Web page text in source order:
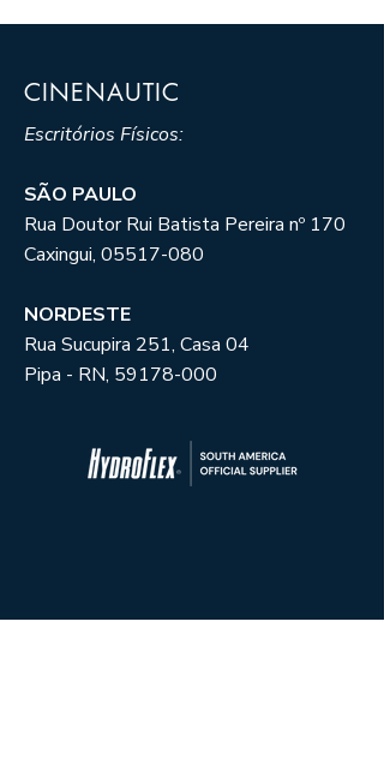
CINENAUTIC
Escritórios Físicos:
SÃO PAULO
Rua Doutor Rui Batista Pereira nº 170
Caxingui, 05517-080
NORDESTE
Rua Sucupira 251, Casa 04
Pipa - RN, 59178-000